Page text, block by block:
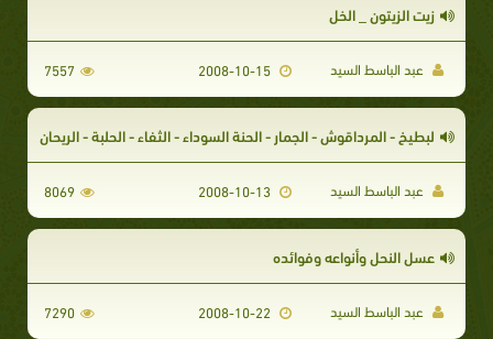
زيت الزيتون _ الخل
عبد الباسط السيد 7557
لبطيخ - المرداقوش - الجمار - الحنة السوداء - الثفاء - الحلبة - الريحان
عبد الباسط السيد 8069
عسل النحل وأنواعه وفوائده
عبد الباسط السيد 7290